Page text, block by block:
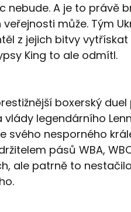
nebude. A je to právě
může. Tým
z jejich bitvy
King to ale odmítl.
boxerský
legendárního
svého nesporného
pásů WBA,
ale patrně to